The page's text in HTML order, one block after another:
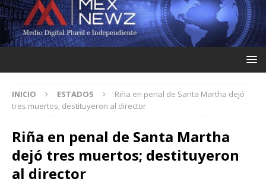
INICIO ESTADOS
Riña en penal de Santa Martha dejó
tres muertos; destituyeron al director
Riña en penal de Santa Martha
dejó tres muertos; destituyeron
al director